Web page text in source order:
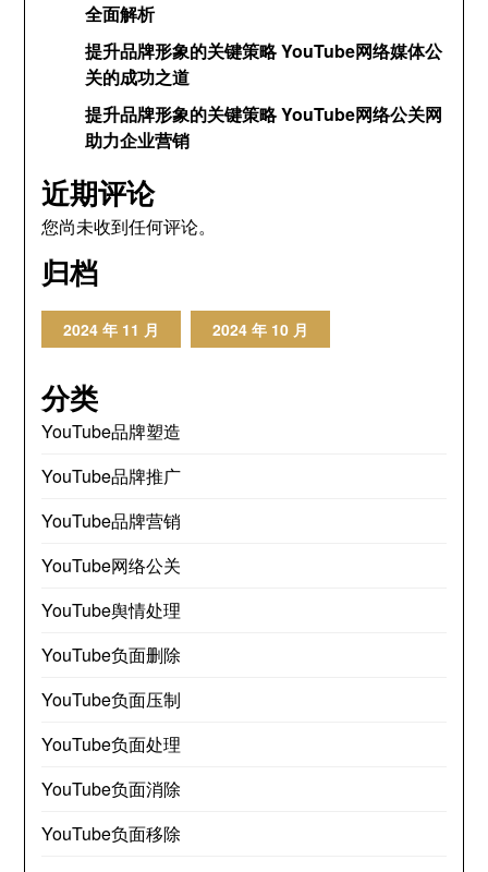
全面解析
提升品牌形象的关键策略 YouTube网络媒体公
关的成功之道
提升品牌形象的关键策略 YouTube网络公关网
助力企业营销
近期评论
您尚未收到任何评论。
归档
2024 年 11 月 2024 年 10 月
分类
YouTube品牌塑造
YouTube品牌推广
YouTube品牌营销
YouTube网络公关
YouTube舆情处理
YouTube负面删除
YouTube负面压制
YouTube负面处理
YouTube负面消除
YouTube负面移除